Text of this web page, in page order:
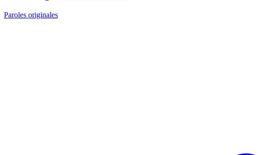
Paroles originales